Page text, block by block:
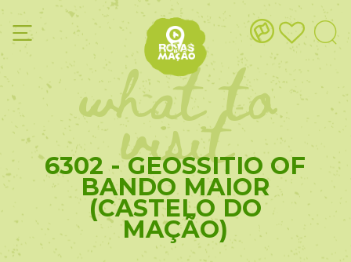
what to
visit
6302 - GEOSSITIO OF
BANDO MAIOR
(CASTELO DO
MAÇÃO)